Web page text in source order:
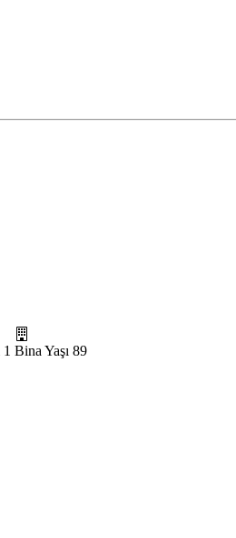
1 Bina Yaşı 89